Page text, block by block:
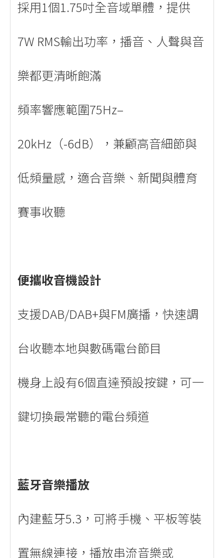
採用1個1.75吋全音域單體，提供
7W RMS輸出功率，播音、人聲與音
樂都更清晰飽滿
頻率響應範圍75Hz–
20kHz（-6dB），兼顧高音細節與
低頻量感，適合音樂、新聞與體育
賽事收聽
便攜收音機設計
支援DAB/DAB+與FM廣播，快速調
台收聽本地與數碼電台節目
機身上設有6個直達預設按鍵，可一
鍵切換最常聽的電台頻道
藍牙音樂播放
內建藍牙5.3，可將手機、平板等裝
置無線連接，播放串流音樂或